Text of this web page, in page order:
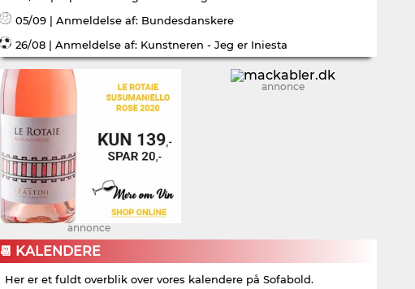
05/09 | Anmeldelse af: Bundesdanskere
26/08 | Anmeldelse af: Kunstneren - Jeg er Iniesta
annonce
annonce
📆 KALENDERE
Her er et fuldt overblik over vores kalendere på Sofabold.